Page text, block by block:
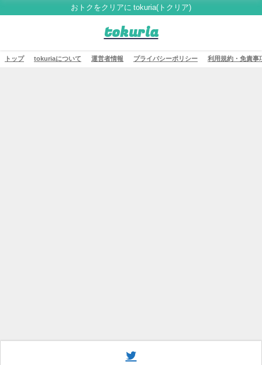
おトクをクリアに tokuria(トクリア)
tokuria
トップ tokuriaについて 運営者情報 プライバシーポリシー 利用規約・免責事